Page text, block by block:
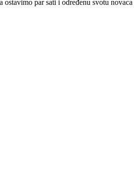
par sati i određenu svotu